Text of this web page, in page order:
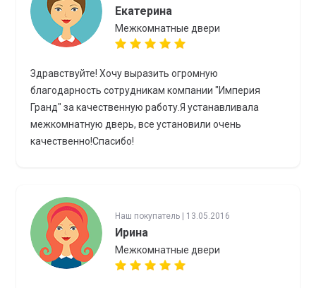
Екатерина
Межкомнатные двери
Здравствуйте! Хочу выразить огромную
благодарность сотрудникам компании "Империя
Гранд" за качественную работу.Я устанавливала
межкомнатную дверь, все установили очень
качественно!Спасибо!
Наш покупатель | 13.05.2016
Ирина
Межкомнатные двери